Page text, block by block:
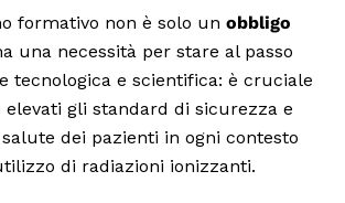
formativo non è solo un obbligo
una necessità per stare al passo
tecnologica e scientifica: è cruciale
gli standard di sicurezza e
dei pazienti in ogni contesto
di radiazioni ionizzanti.